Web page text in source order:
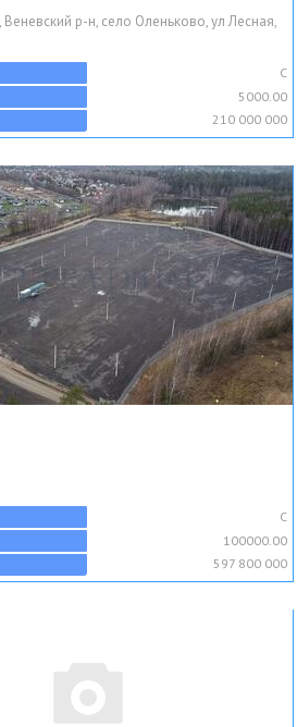
Веневский р-н, село Оленьково, ул Лесная,
C
5000.00
210 000 000
C
100000.00
597 800 000